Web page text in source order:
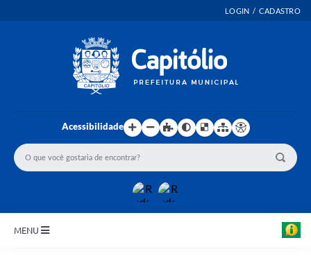
LOGIN / CADASTRO
Acessibilidade
MENU